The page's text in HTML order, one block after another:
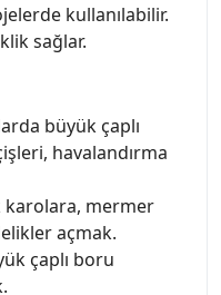
kullanılabilir.
sağlar.
büyük çaplı
havalandırma
karolara, mermer
açmak.
çaplı boru